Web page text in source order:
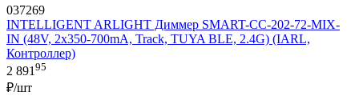
037269
INTELLIGENT ARLIGHT Диммер SMART-CC-202-72-MIX-
IN (48V, 2x350-700mA, Track, TUYA BLE, 2.4G) (IARL,
Контроллер)
2 89195
₽/шт